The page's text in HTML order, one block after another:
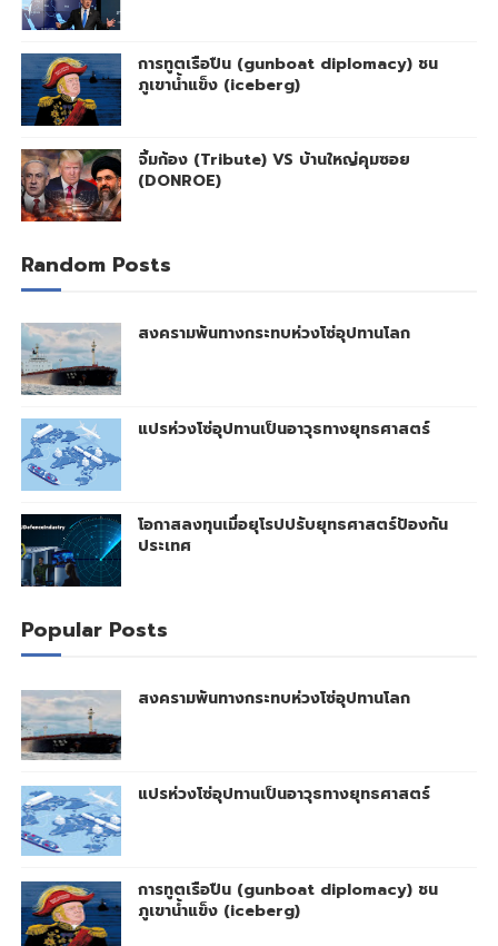
การทูตเรือปืน (gunboat diplomacy) ชน
ภูเขาน้ำแข็ง (iceberg)
จิ้มก้อง (Tribute) VS บ้านใหญ่คุมซอย
(DONROE)
Random Posts
สงครามพันทางกระทบห่วงโซ่อุปทานโลก
แปรห่วงโซ่อุปทานเป็นอาวุธทางยุทธศาสตร์
โอกาสลงทุนเมื่อยุโรปปรับยุทธศาสตร์ป้องกัน
ประเทศ
Popular Posts
สงครามพันทางกระทบห่วงโซ่อุปทานโลก
แปรห่วงโซ่อุปทานเป็นอาวุธทางยุทธศาสตร์
การทูตเรือปืน (gunboat diplomacy) ชน
ภูเขาน้ำแข็ง (iceberg)